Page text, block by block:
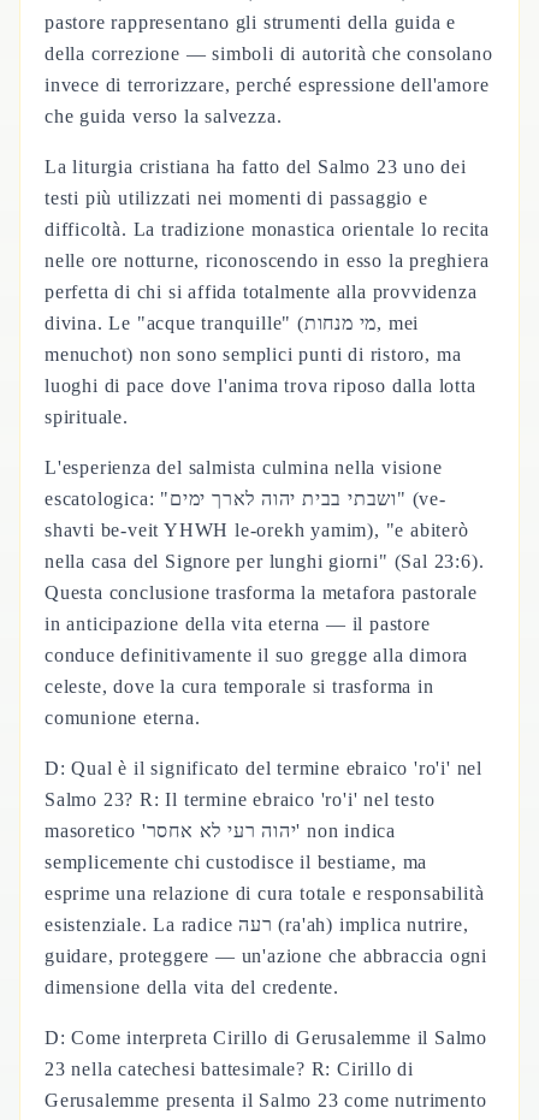
pastore rappresentano gli strumenti della guida e
della correzione — simboli di autorità che consolano
invece di terrorizzare, perché espressione dell'amore
che guida verso la salvezza.
La liturgia cristiana ha fatto del Salmo 23 uno dei
testi più utilizzati nei momenti di passaggio e
difficoltà. La tradizione monastica orientale lo recita
nelle ore notturne, riconoscendo in esso la preghiera
perfetta di chi si affida totalmente alla provvidenza
divina. Le "acque tranquille" (מי מנחות, mei
menuchot) non sono semplici punti di ristoro, ma
luoghi di pace dove l'anima trova riposo dalla lotta
spirituale.
L'esperienza del salmista culmina nella visione
escatologica: "ושבתי בבית יהוה לארך ימים" (ve-
shavti be-veit YHWH le-orekh yamim), "e abiterò
nella casa del Signore per lunghi giorni" (Sal 23:6).
Questa conclusione trasforma la metafora pastorale
in anticipazione della vita eterna — il pastore
conduce definitivamente il suo gregge alla dimora
celeste, dove la cura temporale si trasforma in
comunione eterna.
D: Qual è il significato del termine ebraico 'ro'i' nel
Salmo 23? R: Il termine ebraico 'ro'i' nel testo
masoretico 'יהוה רעי לא אחסר' non indica
semplicemente chi custodisce il bestiame, ma
esprime una relazione di cura totale e responsabilità
esistenziale. La radice רעה (ra'ah) implica nutrire,
guidare, proteggere — un'azione che abbraccia ogni
dimensione della vita del credente.
D: Come interpreta Cirillo di Gerusalemme il Salmo
23 nella catechesi battesimale? R: Cirillo di
Gerusalemme presenta il Salmo 23 come nutrimento